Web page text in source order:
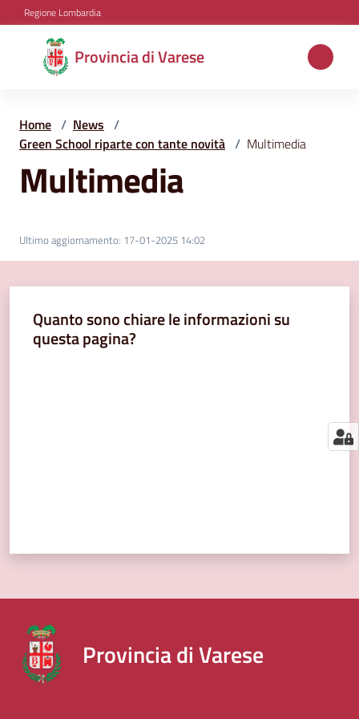
Vai al contenuto
Vai alla navigazione
Vai al footer
Regione Lombardia
Provincia di Varese
Provincia
di
Aree
tematiche
Amministrazione
Servizi
Home / News /
Green School riparte con tante novità / Multimedia
Multimedia
Ultimo aggiornamento: 17-01-2025 14:02
Quanto sono chiare le informazioni su
questa pagina?
Provincia di Varese